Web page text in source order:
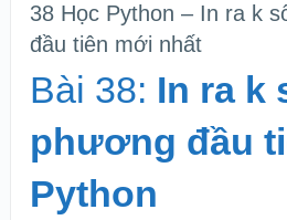
38 Học Python – In ra k
đầu tiên mới nhất
Bài 38: In ra k
phương đầu
Python